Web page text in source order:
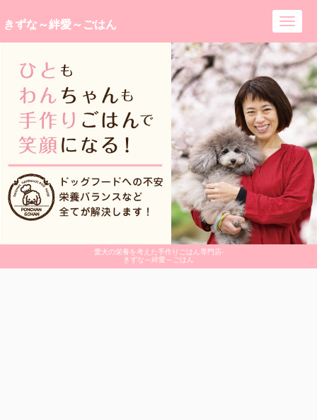
愛犬の栄養を考えた手作りごはん専門店-
きずな～絆愛～ごはん
きずな～絆愛～ごはん